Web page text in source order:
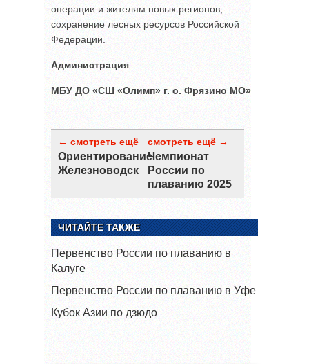
операции и жителям новых регионов,
сохранение лесных ресурсов Российской
Федерации.
Администрация
МБУ ДО «СШ «Олимп» г. о. Фрязино МО»
← смотреть ещё
Ориентирование
Железноводск
смотреть ещё →
Чемпионат
России по
плаванию 2025
ЧИТАЙТЕ ТАКЖЕ
Первенство России по плаванию в
Калуге
Первенство России по плаванию в Уфе
Кубок Азии по дзюдо